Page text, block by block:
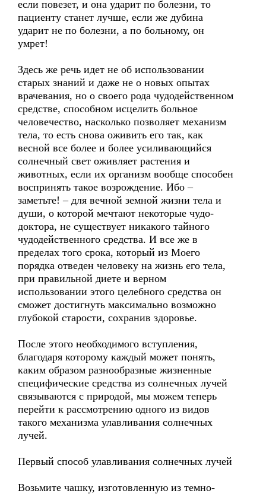
если повезет, и она ударит по болезни, то
пациенту станет лучше, если же дубина
ударит не по болезни, а по больному, он
умрет!
Здесь же речь идет не об использовании
старых знаний и даже не о новых опытах
врачевания, но о своего рода чудодейственном
средстве, способном исцелить больное
человечество, насколько позволяет механизм
тела, то есть снова оживить его так, как
весной все более и более усиливающийся
солнечный свет оживляет растения и
животных, если их организм вообще способен
воспринять такое возрождение. Ибо –
заметьте! – для вечной земной жизни тела и
души, о которой мечтают некоторые чудо-
доктора, не существует никакого тайного
чудодейственного средства. И все же в
пределах того срока, который из Моего
порядка отведен человеку на жизнь его тела,
при правильной диете и верном
использовании этого целебного средства он
сможет достигнуть максимально возможно
глубокой старости, сохранив здоровье.
После этого необходимого вступления,
благодаря которому каждый может понять,
каким образом разнообразные жизненные
специфические средства из солнечных лучей
связываются с природой, мы можем теперь
перейти к рассмотрению одного из видов
такого механизма улавливания солнечных
лучей.
Первый способ улавливания солнечных лучей
Возьмите чашку, изготовленную из темно-